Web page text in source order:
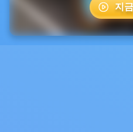
지